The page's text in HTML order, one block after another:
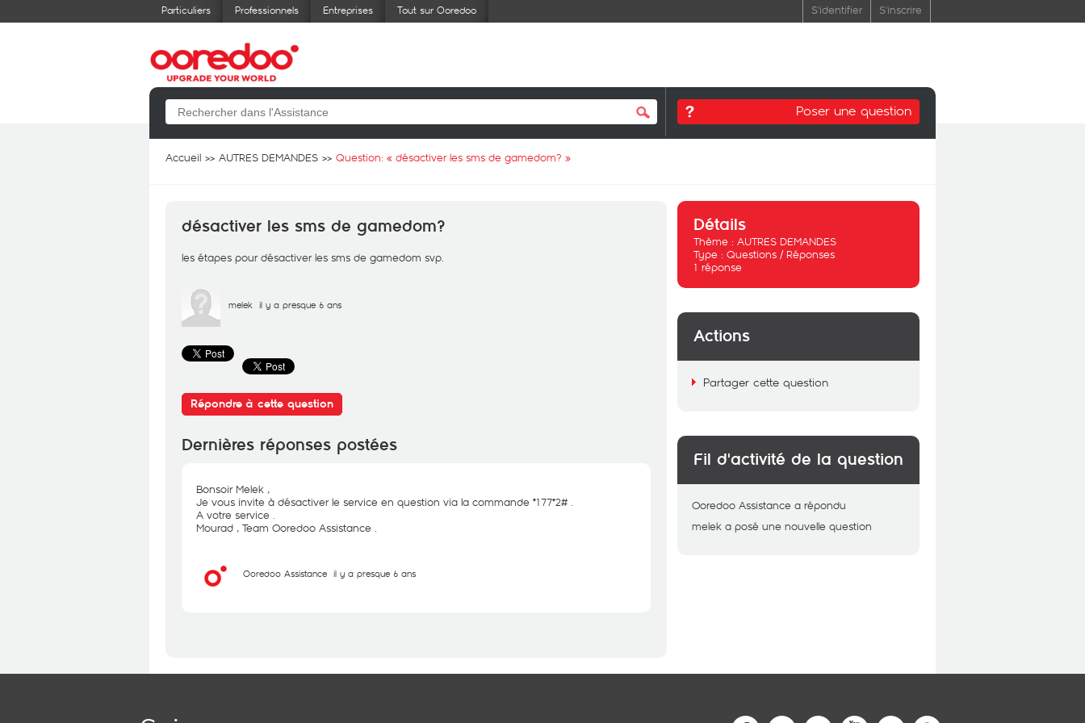
Particuliers Professionnels Entreprises Tout sur Ooredoo S'identifier S'inscrire
Poser une question
Accueil AUTRES DEMANDES Question: « désactiver les sms de gamedom? »
désactiver les sms de gamedom?
les étapes pour désactiver les sms de gamedom svp.
melek il y a presque 6 ans
Répondre à cette question
Dernières réponses postées
Bonsoir Melek ,
Je vous invite à désactiver le service en question via la commande *177*2# .
A votre service .
Mourad , Team Ooredoo Assistance .
Ooredoo Assistance il y a presque 6 ans
Détails
Thème : AUTRES DEMANDES
Type : Questions / Réponses
1 réponse
Actions
Partager cette question
Fil d'activité de la question
Ooredoo Assistance a répondu
melek a posé une nouvelle question